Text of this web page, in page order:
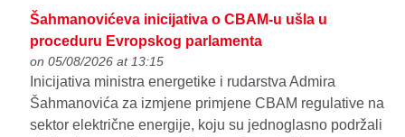
Šahmanovićeva inicijativa o CBAM-u ušla u
proceduru Evropskog parlamenta
on 05/08/2026 at 13:15
Inicijativa ministra energetike i rudarstva Admira
Šahmanovića za izmjene primjene CBAM regulative na
sektor električne energije, koju su jednoglasno podržali